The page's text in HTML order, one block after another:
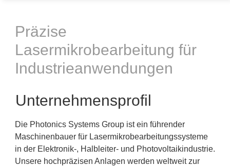
Präzise
Lasermikrobearbeitung für
Industrieanwendungen
Unternehmensprofil
Die Photonics Systems Group ist ein führender
Maschinenbauer für Lasermikrobearbeitungssysteme
in der Elektronik-, Halbleiter- und Photovoltaikindustrie.
Unsere hochpräzisen Anlagen werden weltweit zur